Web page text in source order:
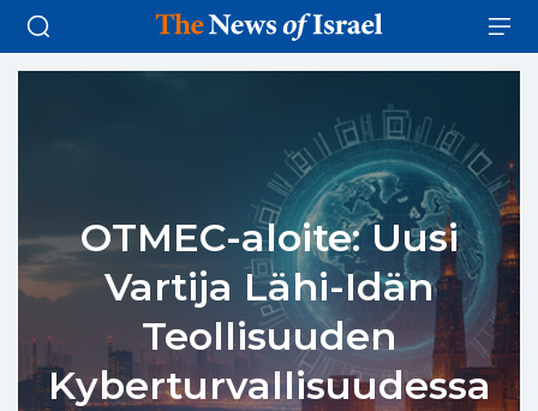
OTMEC-aloite: Uusi
Vartija Lähi-Idän
Teollisuuden
Kyberturvallisuudessa